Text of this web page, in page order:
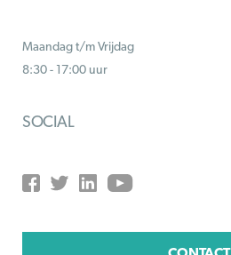
Maandag t/m Vrijdag
8:30 - 17:00 uur
SOCIAL